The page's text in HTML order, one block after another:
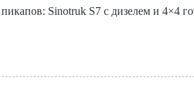
Sinotruk S7 с дизелем и 4×4